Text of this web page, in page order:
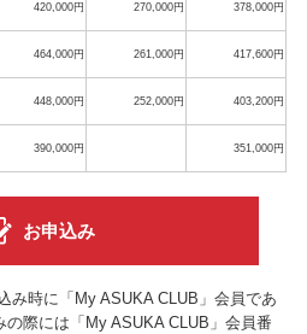
420,000円 270,000円 378,000円
464,000円 261,000円 417,600円
448,000円 252,000円 403,200円
390,000円 351,000円
お申込み
み時に「My ASUKA CLUB」会員であ
際には「My ASUKA CLUB」会員番